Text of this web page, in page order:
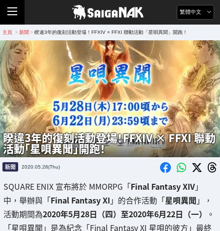
繁體中文
主頁 > 新聞 > 睽違3年的復刻活動登場！FFXIV × FFXI 聯動活動「星唄異聞」開跑！
睽違3年的復刻活動登場！FFXIV × FFXI 聯動
活動「星唄異聞」開跑！
新聞 2020.05.28(Thu)
SQUARE ENIX 宣布將於 MMORPG「Final Fantasy XIV」
中，舉辦與「Final Fantasy XI 」的合作活動「星唄異聞 」，
活動期間為2020年5月28日（四）至2020年6月22日（一）
。
「星唄異聞」是為紀念「Final Fantasy XI 星唄的彼方」最終